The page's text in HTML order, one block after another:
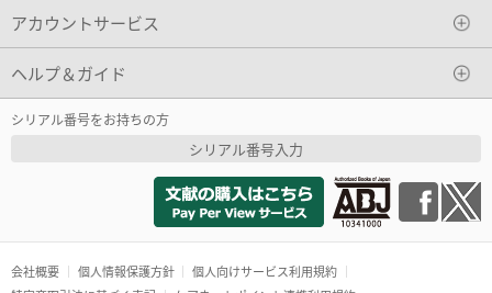
アカウントサービス
ヘルプ＆ガイド
シリアル番号をお持ちの方
シリアル番号入力
会社概要 個人情報保護方針
個人向けサービス利用規約